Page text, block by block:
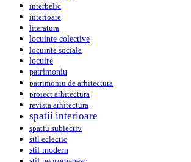
interbelic
interioare
literatura
locuinte colective
locuinte sociale
locuire
patrimoniu
patrimoniu de arhitectura
proiect arhitectura
revista arhitectura
spatii interioare
spatiu subiectiv
stil eclectic
stil modern